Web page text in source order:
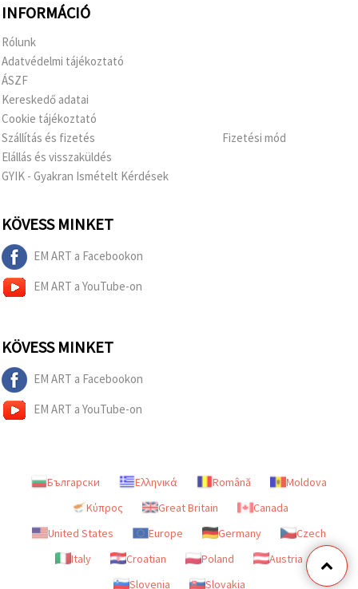
INFORMÁCIÓ
Rólunk
Adatvédelmi tájékoztató
ÁSZF
Kereskedő adatai
Cookie tájékoztató
Szállítás és fizetés
Elállás és visszaküldés
GYIK - Gyakran Ismételt Kérdések
Fizetési mód
KÖVESS MINKET
EM ART a Facebookon
EM ART a YouTube-on
KÖVESS MINKET
EM ART a Facebookon
EM ART a YouTube-on
Български Ελληνικά Română
Moldova
Κύπρος
Great Britain
Canada
United States
Europe Germany
Czech
Italy
Croatian Poland
Austria
Slovenia
Slovakia